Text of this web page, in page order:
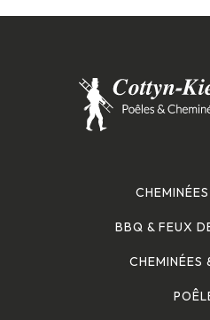
BBQ & FEUX
CHEMINÉES